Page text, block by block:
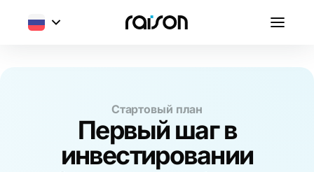
Стартовый план
Первый шаг в
инвестировании